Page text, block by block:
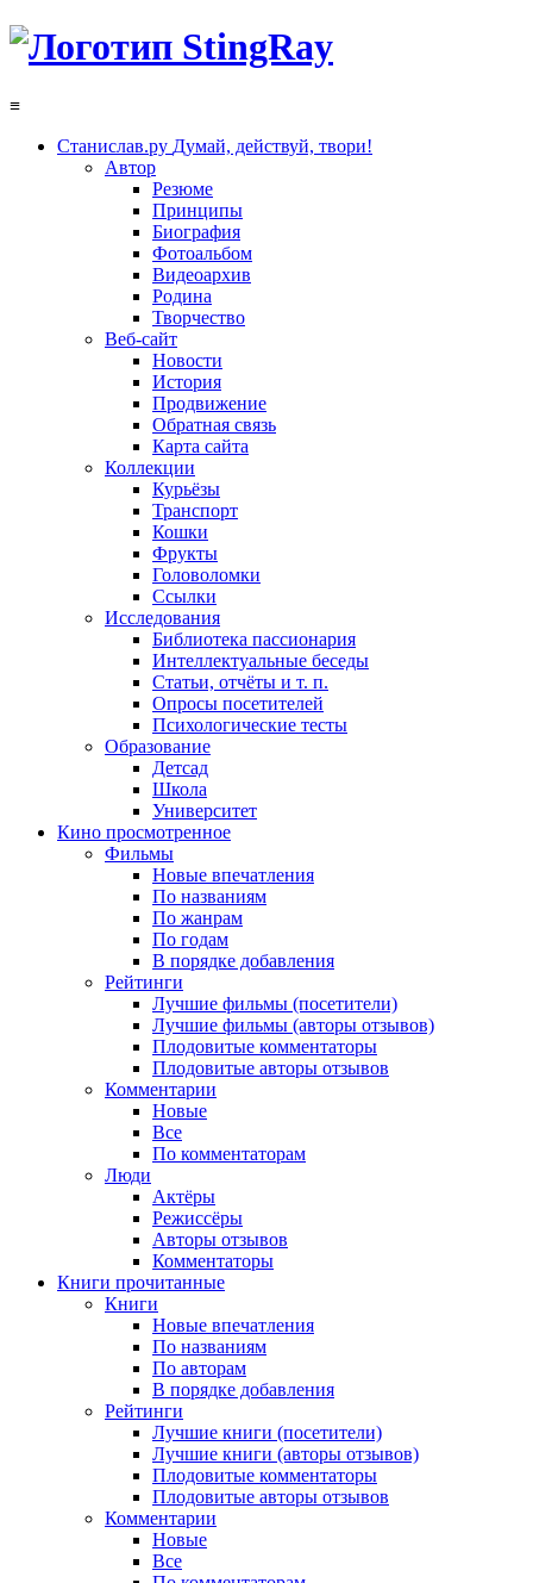
≡
Станислав.ру Думай, действуй, твори!
Автор
Резюме
Принципы
Биография
Фотоальбом
Видеоархив
Родина
Творчество
Веб-сайт
Новости
История
Продвижение
Обратная связь
Карта сайта
Коллекции
Курьёзы
Транспорт
Кошки
Фрукты
Головоломки
Ссылки
Исследования
Библиотека пассионария
Интеллектуальные беседы
Статьи, отчёты и т. п.
Опросы посетителей
Психологические тесты
Образование
Детсад
Школа
Университет
Кино просмотренное
Фильмы
Новые впечатления
По названиям
По жанрам
По годам
В порядке добавления
Рейтинги
Лучшие фильмы (посетители)
Лучшие фильмы (авторы отзывов)
Плодовитые комментаторы
Плодовитые авторы отзывов
Комментарии
Новые
Все
По комментаторам
Люди
Актёры
Режиссёры
Авторы отзывов
Комментаторы
Книги прочитанные
Книги
Новые впечатления
По названиям
По авторам
В порядке добавления
Рейтинги
Лучшие книги (посетители)
Лучшие книги (авторы отзывов)
Плодовитые комментаторы
Плодовитые авторы отзывов
Комментарии
Новые
Все